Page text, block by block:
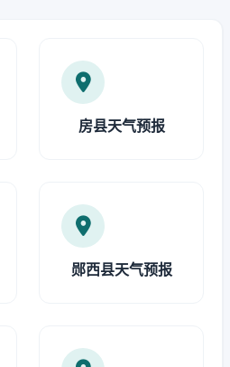
房县天气预报
郧西县天气预报